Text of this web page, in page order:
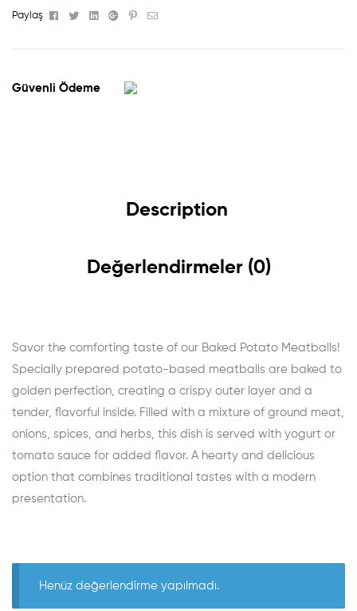
Paylaş Facebook
TwitterLinkedinGoogle+Pinterest
Email
Güvenli Ödeme
Description
Değerlendirmeler (0)
Savor the comforting taste of our Baked Potato Meatballs!
Specially prepared potato-based meatballs are baked to
golden perfection, creating a crispy outer layer and a
tender, flavorful inside. Filled with a mixture of ground meat,
onions, spices, and herbs, this dish is served with yogurt or
tomato sauce for added flavor. A hearty and delicious
option that combines traditional tastes with a modern
presentation.
Henüz değerlendirme yapılmadı.